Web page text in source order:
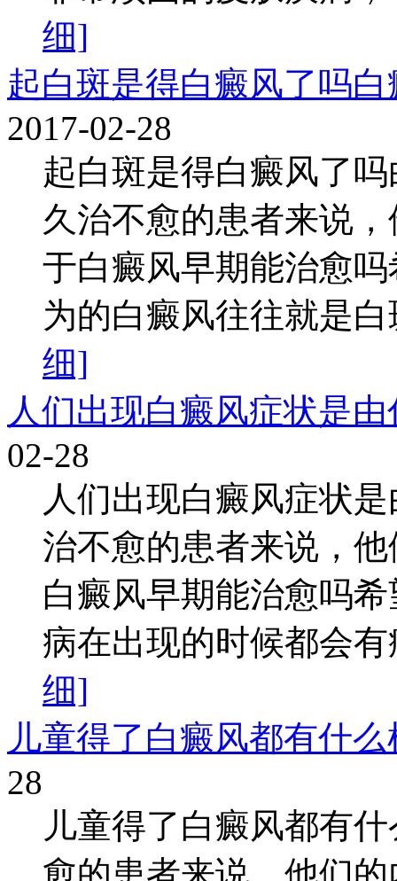
细]
起白斑是得白癜风了吗
2017-02-28
起白斑是得白癜风了
久治不愈的患者来说
于白癜风早期能治愈
为的白癜风往往就是
细]
人们出现白癜风症状是
02-28
人们出现白癜风症状
治不愈的患者来说，
白癜风早期能治愈吗
病在出现的时候都会
细]
儿童得了白癜风都有什
28
儿童得了白癜风都有